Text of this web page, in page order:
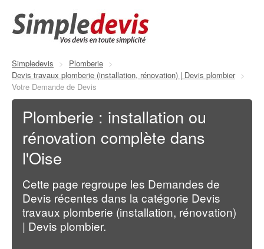
Simpledevis > Plomberie >
Devis travaux plomberie (installation, rénovation) | Devis plombier >
Votre Demande de Devis
Plomberie : installation ou
rénovation complète dans
l'Oise
Cette page regroupe les Demandes de
Devis récentes dans la catégorie Devis
travaux plomberie (installation, rénovation)
| Devis plombier.